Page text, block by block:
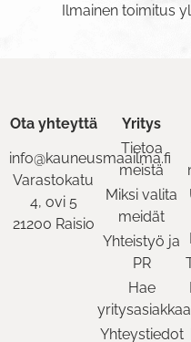
Ilmainen toimitus
Ota yhteyttä
info@kauneusmaailma.fi
Varastokatu
4, ovi 5
21200 Raisio
Yritys
Tietoa
meistä
Miksi valita
meidät
Yhteistyö ja
PR
Hae
Yhteystiedot